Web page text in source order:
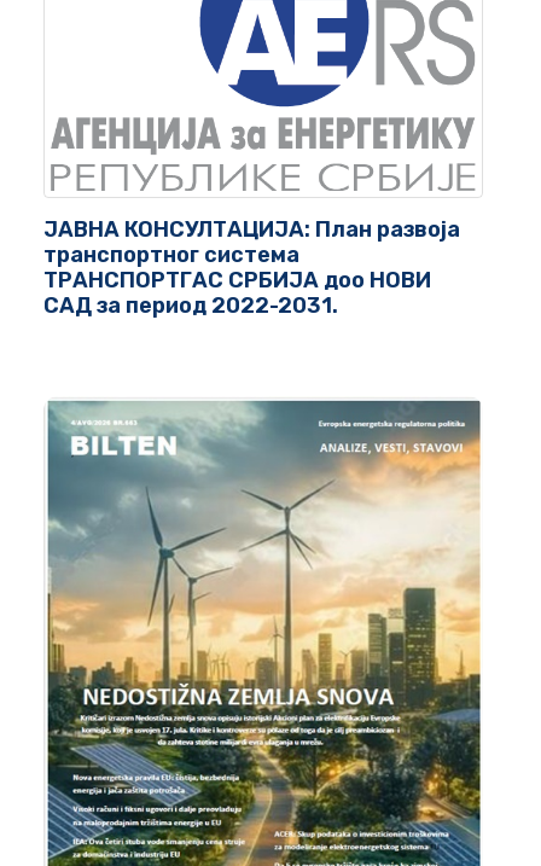
ЈАВНА КОНСУЛТАЦИЈА: План развоја
транспортног система
ТРАНСПОРТГАС СРБИЈА доо НОВИ
САД за период 2022-2031.